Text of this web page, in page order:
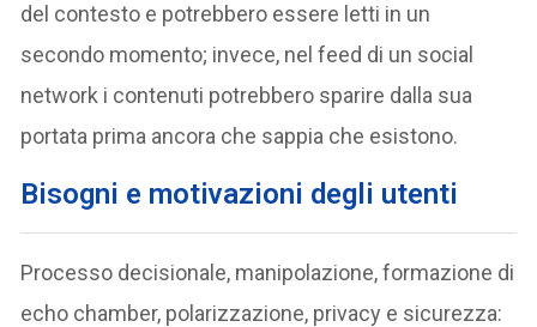
del contesto e potrebbero essere letti in un
secondo momento; invece, nel feed di un social
network i contenuti potrebbero sparire dalla sua
portata prima ancora che sappia che esistono.
Bisogni e motivazioni degli utenti
Processo decisionale, manipolazione, formazione di
echo chamber, polarizzazione, privacy e sicurezza: